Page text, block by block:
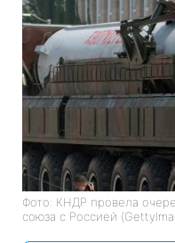
Фото: КНДР провела
союза с Россией